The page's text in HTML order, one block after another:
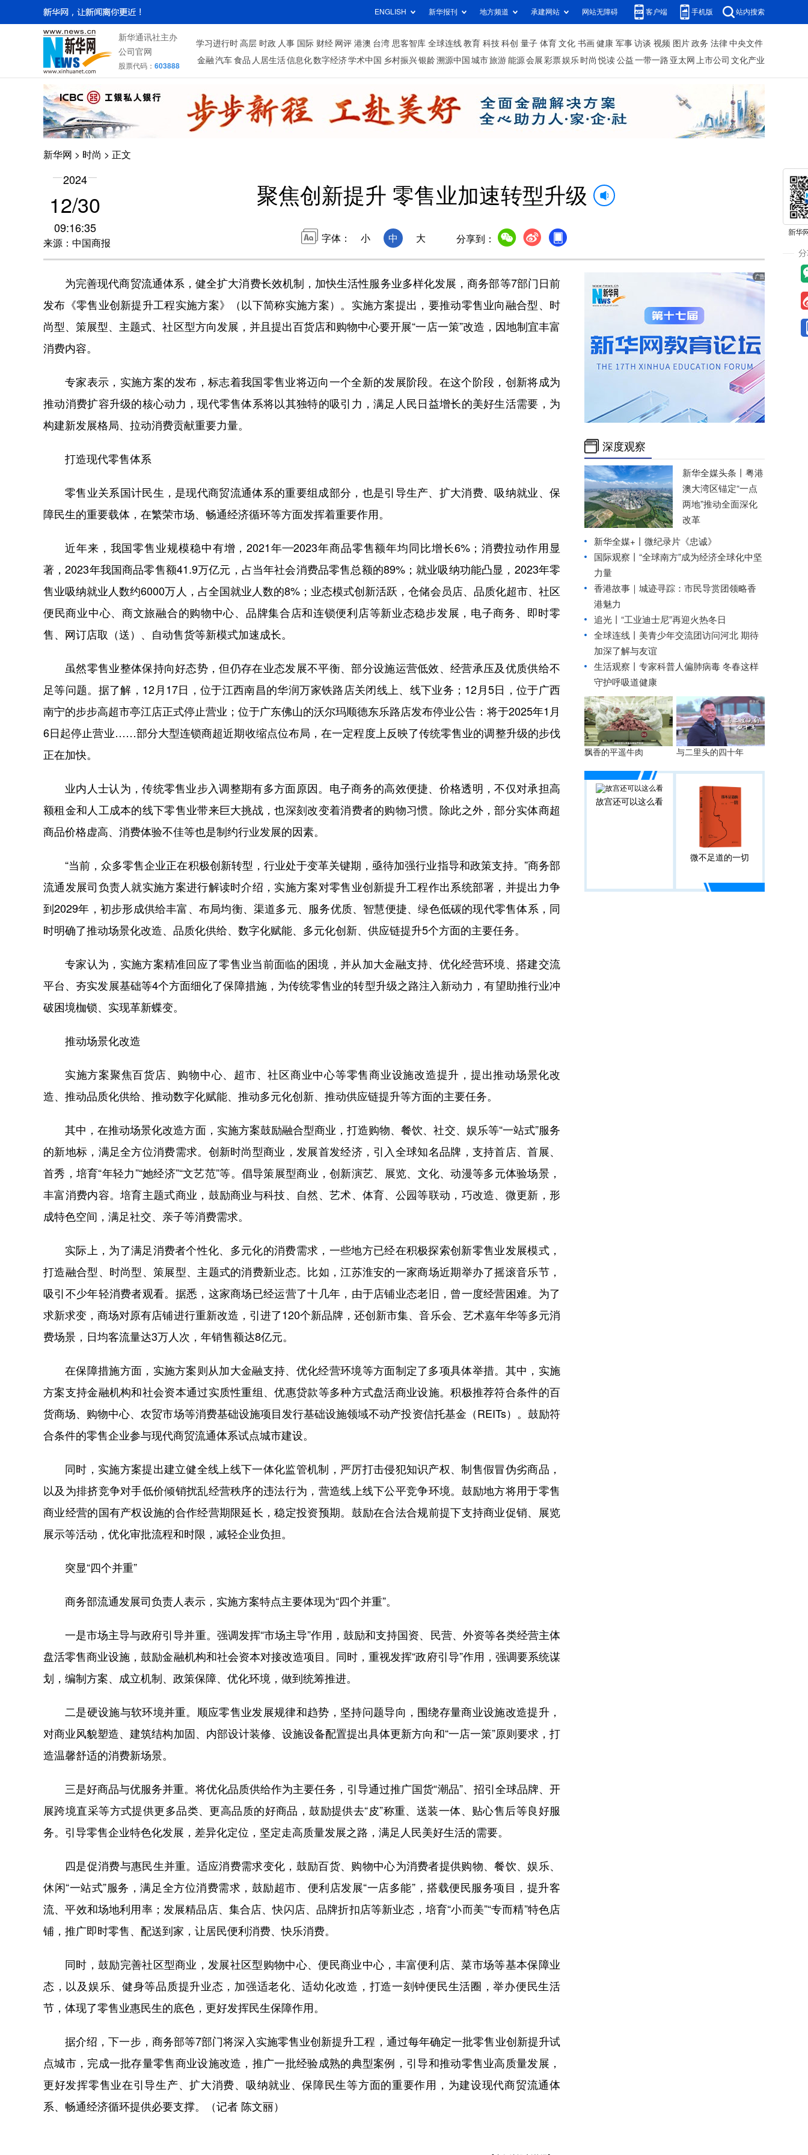
ENGLISH 新华报刊 地方频道 承建网站 网站无障碍 客户端 手机版 站内搜索
新华通讯社主办
公司官网
股票代码： 603888
学习进行时 高层 时政 人事 国际 财经 网评 港澳 台湾 思客智库 全球连线 教育 科技 科创 量子 体育 文化 书画 健康 军事 访谈 视频 图片 政务 法律 中央文件
金融 汽车 食品 人居生活信息化数字经济学术中国 乡村振兴银龄溯源中国 城市旅游 能源 会展 彩票娱乐 时尚 悦读 公益 一带一路 亚太网 上市公司 文化产业
新华网 > 时尚 > 正文
2024
12/30
09:16:35
来源：中国商报
聚焦创新提升 零售业加速转型升级
字体： 小 中 大 分享到：
为完善现代商贸流通体系，健全扩大消费长效机制，加快生活性服务业多样化发展，商务部等7部门日前
发布《零售业创新提升工程实施方案》（以下简称实施方案）。实施方案提出，要推动零售业向融合型、时
尚型、策展型、主题式、社区型方向发展，并且提出百货店和购物中心要开展“一店一策”改造，因地制宜丰富
消费内容。
专家表示，实施方案的发布，标志着我国零售业将迈向一个全新的发展阶段。在这个阶段，创新将成为
推动消费扩容升级的核心动力，现代零售体系将以其独特的吸引力，满足人民日益增长的美好生活需要，为
构建新发展格局、拉动消费贡献重要力量。
打造现代零售体系
零售业关系国计民生，是现代商贸流通体系的重要组成部分，也是引导生产、扩大消费、吸纳就业、保
障民生的重要载体，在繁荣市场、畅通经济循环等方面发挥着重要作用。
近年来，我国零售业规模稳中有增，2021年—2023年商品零售额年均同比增长6%；消费拉动作用显
著，2023年我国商品零售额41.9万亿元，占当年社会消费品零售总额的89%；就业吸纳功能凸显，2023年零
售业吸纳就业人数约6000万人，占全国就业人数的8%；业态模式创新活跃，仓储会员店、品质化超市、社区
便民商业中心、商文旅融合的购物中心、品牌集合店和连锁便利店等新业态稳步发展，电子商务、即时零
售、网订店取（送）、自动售货等新模式加速成长。
虽然零售业整体保持向好态势，但仍存在业态发展不平衡、部分设施运营低效、经营承压及优质供给不
足等问题。据了解，12月17日，位于江西南昌的华润万家铁路店关闭线上、线下业务；12月5日，位于广西
南宁的步步高超市亭江店正式停止营业；位于广东佛山的沃尔玛顺德东乐路店发布停业公告：将于2025年1月
6日起停止营业……部分大型连锁商超近期收缩点位布局，在一定程度上反映了传统零售业的调整升级的步伐
正在加快。
业内人士认为，传统零售业步入调整期有多方面原因。电子商务的高效便捷、价格透明，不仅对承担高
额租金和人工成本的线下零售业带来巨大挑战，也深刻改变着消费者的购物习惯。除此之外，部分实体商超
商品价格虚高、消费体验不佳等也是制约行业发展的因素。
“当前，众多零售企业正在积极创新转型，行业处于变革关键期，亟待加强行业指导和政策支持。”商务部
流通发展司负责人就实施方案进行解读时介绍，实施方案对零售业创新提升工程作出系统部署，并提出力争
到2029年，初步形成供给丰富、布局均衡、渠道多元、服务优质、智慧便捷、绿色低碳的现代零售体系，同
时明确了推动场景化改造、品质化供给、数字化赋能、多元化创新、供应链提升5个方面的主要任务。
专家认为，实施方案精准回应了零售业当前面临的困境，并从加大金融支持、优化经营环境、搭建交流
平台、夯实发展基础等4个方面细化了保障措施，为传统零售业的转型升级之路注入新动力，有望助推行业冲
破困境枷锁、实现革新蝶变。
推动场景化改造
实施方案聚焦百货店、购物中心、超市、社区商业中心等零售商业设施改造提升，提出推动场景化改
造、推动品质化供给、推动数字化赋能、推动多元化创新、推动供应链提升等方面的主要任务。
其中，在推动场景化改造方面，实施方案鼓励融合型商业，打造购物、餐饮、社交、娱乐等“一站式”服务
的新地标，满足全方位消费需求。创新时尚型商业，发展首发经济，引入全球知名品牌，支持首店、首展、
首秀，培育“年轻力”“她经济”“文艺范”等。倡导策展型商业，创新演艺、展览、文化、动漫等多元体验场景，
丰富消费内容。培育主题式商业，鼓励商业与科技、自然、艺术、体育、公园等联动，巧改造、微更新，形
成特色空间，满足社交、亲子等消费需求。
实际上，为了满足消费者个性化、多元化的消费需求，一些地方已经在积极探索创新零售业发展模式，
打造融合型、时尚型、策展型、主题式的消费新业态。比如，江苏淮安的一家商场近期举办了摇滚音乐节，
吸引不少年轻消费者观看。据悉，这家商场已经运营了十几年，由于店铺业态老旧，曾一度经营困难。为了
求新求变，商场对原有店铺进行重新改造，引进了120个新品牌，还创新市集、音乐会、艺术嘉年华等多元消
费场景，日均客流量达3万人次，年销售额达8亿元。
在保障措施方面，实施方案则从加大金融支持、优化经营环境等方面制定了多项具体举措。其中，实施
方案支持金融机构和社会资本通过实质性重组、优惠贷款等多种方式盘活商业设施。积极推荐符合条件的百
货商场、购物中心、农贸市场等消费基础设施项目发行基础设施领域不动产投资信托基金（REITs）。鼓励符
合条件的零售企业参与现代商贸流通体系试点城市建设。
同时，实施方案提出建立健全线上线下一体化监管机制，严厉打击侵犯知识产权、制售假冒伪劣商品，
以及为排挤竞争对手低价倾销扰乱经营秩序的违法行为，营造线上线下公平竞争环境。鼓励地方将用于零售
商业经营的国有产权设施的合作经营期限延长，稳定投资预期。鼓励在合法合规前提下支持商业促销、展览
展示等活动，优化审批流程和时限，减轻企业负担。
突显“四个并重”
商务部流通发展司负责人表示，实施方案特点主要体现为“四个并重”。
一是市场主导与政府引导并重。强调发挥“市场主导”作用，鼓励和支持国资、民营、外资等各类经营主体
盘活零售商业设施，鼓励金融机构和社会资本对接改造项目。同时，重视发挥“政府引导”作用，强调要系统谋
划，编制方案、成立机制、政策保障、优化环境，做到统筹推进。
二是硬设施与软环境并重。顺应零售业发展规律和趋势，坚持问题导向，围绕存量商业设施改造提升，
对商业风貌塑造、建筑结构加固、内部设计装修、设施设备配置提出具体更新方向和“一店一策”原则要求，打
造温馨舒适的消费新场景。
三是好商品与优服务并重。将优化品质供给作为主要任务，引导通过推广国货“潮品”、招引全球品牌、开
展跨境直采等方式提供更多品类、更高品质的好商品，鼓励提供去“皮”称重、送装一体、贴心售后等良好服
务。引导零售企业特色化发展，差异化定位，坚定走高质量发展之路，满足人民美好生活的需要。
四是促消费与惠民生并重。适应消费需求变化，鼓励百货、购物中心为消费者提供购物、餐饮、娱乐、
休闲“一站式”服务，满足全方位消费需求，鼓励超市、便利店发展“一店多能”，搭载便民服务项目，提升客
流、平效和场地利用率；发展精品店、集合店、快闪店、品牌折扣店等新业态，培育“小而美”“专而精”特色店
铺，推广即时零售、配送到家，让居民便利消费、快乐消费。
同时，鼓励完善社区型商业，发展社区型购物中心、便民商业中心，丰富便利店、菜市场等基本保障业
态，以及娱乐、健身等品质提升业态，加强适老化、适幼化改造，打造一刻钟便民生活圈，举办便民生活
节，体现了零售业惠民生的底色，更好发挥民生保障作用。
据介绍，下一步，商务部等7部门将深入实施零售业创新提升工程，通过每年确定一批零售业创新提升试
点城市，完成一批存量零售商业设施改造，推广一批经验成熟的典型案例，引导和推动零售业高质量发展，
更好发挥零售业在引导生产、扩大消费、吸纳就业、保障民生等方面的重要作用，为建设现代商贸流通体
系、畅通经济循环提供必要支撑。（记者 陈文丽）
深度观察
新华全媒头条丨 粤港
澳大湾区锚定“一点
两地”推动全面深化
改革
新华全媒+丨 微纪录片《忠诚》
国际观察丨 “全球南方”成为经济全球化中坚
力量
香港故事｜ 城迹寻踪：市民导赏团领略香
港魅力
追光丨“工业迪士尼”再迎火热冬日
全球连线丨 美青少年交流团访问河北 期待
加深了解与友谊
生活观察丨专家科普人偏肺病毒 冬春这样
守护呼吸道健康
飘香的平遥牛肉 与二里头的四十年
故宫还可以这么看
微不足道的一切